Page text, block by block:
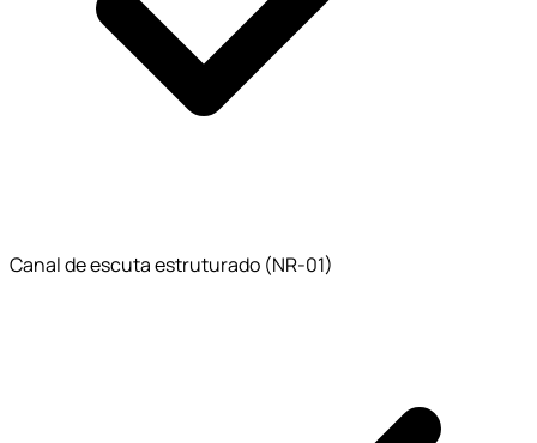
Canal de escuta estruturado (NR-01)